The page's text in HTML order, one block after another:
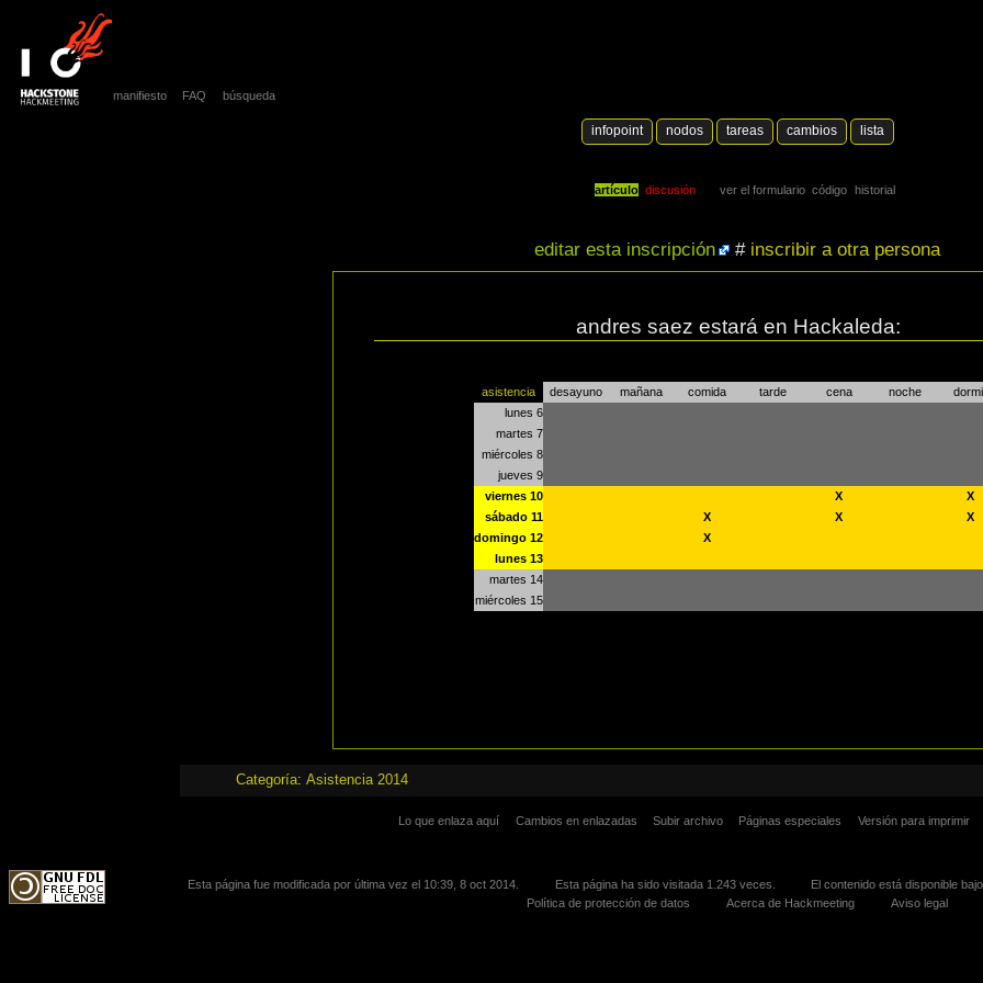
editar esta inscripción # inscribir a otra persona
andres saez estará en Hackaleda:
asistencia desayuno mañana comida tarde cena noche
lunes 6
martes 7
miércoles 8
jueves 9
viernes 10
X
X
sábado 11
X X
X
domingo 12
X
lunes 13
martes 14
miércoles 15
Categoría: Asistencia 2014
artículo discusión ver el formulario código historial
manifiesto FAQ búsqueda
infopoint nodos tareas cambios lista
Lo que enlaza aquí Cambios en enlazadas Subir archivo Páginas especiales Versión para imprimir
Esta página fue modificada por última vez el 10:39, 8 oct 2014. Esta página ha sido visitada 1.243 veces. El contenido está disponible
Política de protección de datos
Acerca de Hackmeeting Aviso legal